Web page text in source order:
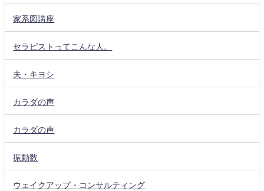
家系図講座
セラピストってこんな人。
夫・キヨシ
カラダの声
カラダの声
振動数
ウェイクアップ・コンサルティング